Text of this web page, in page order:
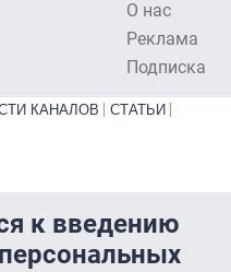
О нас
Реклама
Подписка
КАНАЛОВ
СТАТЬИ
к введению